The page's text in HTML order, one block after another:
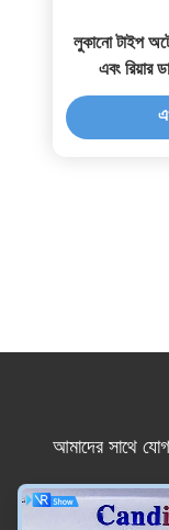
লুকানো টাইপ
এবং রিয়ার
আমাদের সাথে